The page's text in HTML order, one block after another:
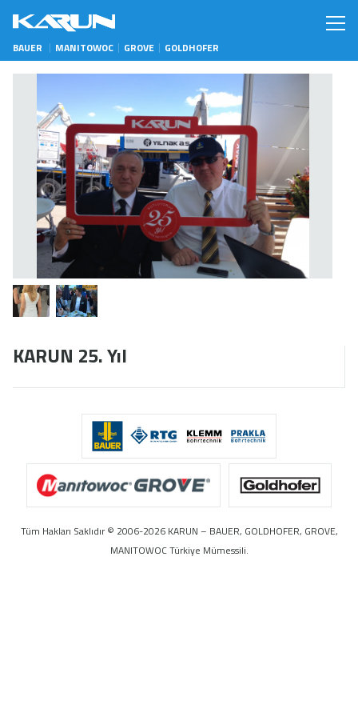
BAUER MANITOWOC GROVE GOLDHOFER
KARUN 25. Yıl
Tüm Hakları Saklıdır © 2006-2026 KARUN – BAUER, GOLDHOFER, GROVE,
MANITOWOC Türkiye Mümessili.